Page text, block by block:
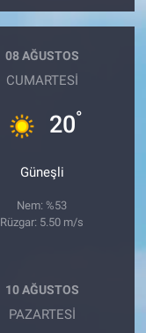
08 AĞUSTOS
CUMARTESI
20°
Güneşli
Nem: %53
Rüzgar: 5.50 m/s
10 AĞUSTOS
PAZARTESI